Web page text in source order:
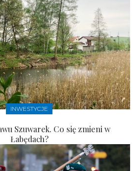
INWESTYCJE
Szuwarek. Co się zmieni w
Łabędach?